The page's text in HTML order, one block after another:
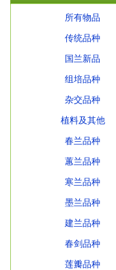
所有物品
传统品种
国兰新品
组培品种
杂交品种
植料及其他
春兰品种
蕙兰品种
寒兰品种
墨兰品种
建兰品种
春剑品种
莲瓣品种